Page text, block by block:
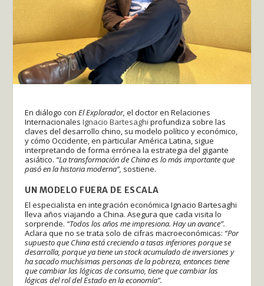
En diálogo conEl Explorador, el doctor en Relaciones
Internacionales Ignacio Bartesaghi profundiza sobre las
claves del desarrollo chino, su modelo político y económico,
y cómo Occidente, en particular América Latina, sigue
interpretando de forma errónea la estrategia del gigante
asiático. “La transformación de China es lo más importante que
pasó en la historia moderna”, sostiene.
UN MODELO FUERA DE ESCALA
El especialista en integración económica Ignacio Bartesaghi
lleva años viajando a China. Asegura que cada visita lo
sorprende. “Todos los años me impresiona. Hay un avance”.
Aclara que no se trata solo de cifras macroeconómicas: “Por
supuesto que China está creciendo a tasas inferiores porque se
desarrolla, porque ya tiene un stock acumulado de inversiones y
ha sacado muchísimas personas de la pobreza, entonces tiene
que cambiar las lógicas de consumo, tiene que cambiar las
lógicas del rol del Estado en la economía”.